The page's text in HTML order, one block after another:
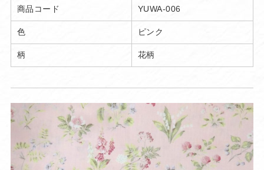
商品コード YUWA-006
色 ピンク
柄 花柄